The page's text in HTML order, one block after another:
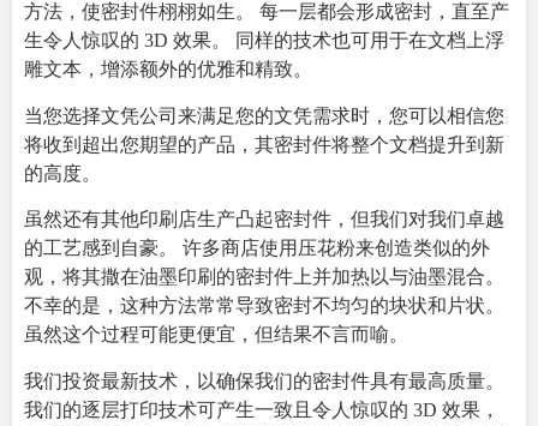
方法，使密封件栩栩如生。 每一层都会形成密封，直至产
生令人惊叹的 3D 效果。 同样的技术也可用于在文档上浮
雕文本，增添额外的优雅和精致。
当您选择文凭公司来满足您的文凭需求时，您可以相信您
将收到超出您期望的产品，其密封件将整个文档提升到新
的高度。
虽然还有其他印刷店生产凸起密封件，但我们对我们卓越
的工艺感到自豪。 许多商店使用压花粉来创造类似的外
观，将其撒在油墨印刷的密封件上并加热以与油墨混合。
不幸的是，这种方法常常导致密封不均匀的块状和片状。
虽然这个过程可能更便宜，但结果不言而喻。
我们投资最新技术，以确保我们的密封件具有最高质量。
我们的逐层打印技术可产生一致且令人惊叹的 3D 效果，